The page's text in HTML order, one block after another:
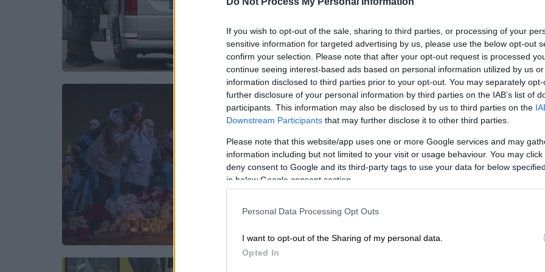
If you wish to opt-out of the sale, sharing to third parties, or processing of your
sensitive information for targeted advertising by us, please use the below opt-out
confirm your selection. Please note that after your opt-out request is processed
continue seeing interest-based ads based on personal information utilized by us
information disclosed to third parties prior to your opt-out. You may separately
further disclosure of your personal information by third parties on the IAB’s list of
participants. This information may also be disclosed by us to third parties on the
Downstream Participants that may further disclose it to other third parties.
Please note that this website/app uses one or more Google services and may
information including but not limited to your visit or usage behaviour. You may
deny consent to Google and its third-party tags to use your data for below
in below Google consent section.
Personal Data Processing Opt Outs
I want to opt-out of the Sharing of my personal data.
Opted In
τραίνων, λόγω «έκτακτου
περιστατικού»
28.03.2019 19:02
Ουτρέχτη: Στους τέσσερις οι
νεκροί από την επίθεση στο τραμ
Υπέκυψε στα τραύματά του ένας